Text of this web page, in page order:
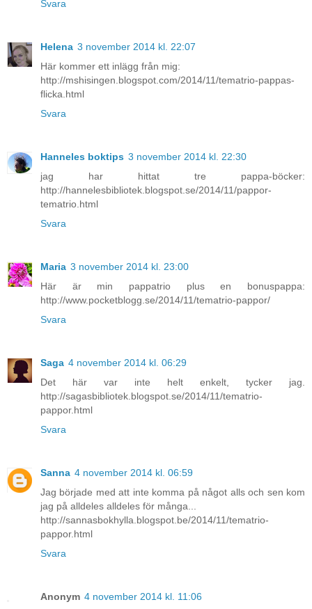
Svara
Helena 3 november 2014 kl. 22:07
Här kommer ett inlägg från mig:
http://mshisingen.blogspot.com/2014/11/tematrio-pappas-
flicka.html
Svara
Hanneles boktips 3 november 2014 kl. 22:30
jag har hittat tre pappa-böcker:
http://hannelesbibliotek.blogspot.se/2014/11/pappor-
tematrio.html
Svara
Maria 3 november 2014 kl. 23:00
Här är min pappatrio plus en bonuspappa:
http://www.pocketblogg.se/2014/11/tematrio-pappor/
Svara
Saga 4 november 2014 kl. 06:29
Det här var inte helt enkelt, tycker jag.
http://sagasbibliotek.blogspot.se/2014/11/tematrio-
pappor.html
Svara
Sanna 4 november 2014 kl. 06:59
Jag började med att inte komma på något alls och sen kom
jag på alldeles alldeles för många...
http://sannasbokhylla.blogspot.be/2014/11/tematrio-
pappor.html
Svara
Anonym 4 november 2014 kl. 11:06